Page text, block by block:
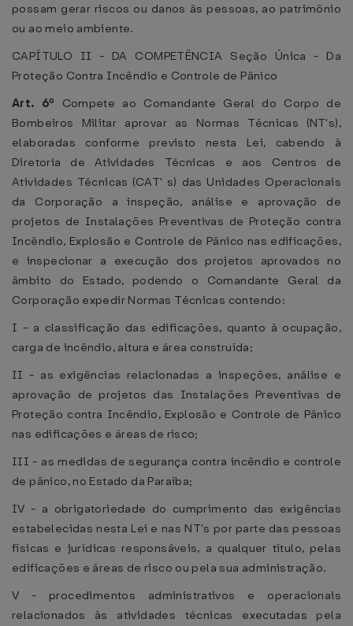
possam gerar riscos ou danos às pessoas, ao patrimônio
ou ao meio ambiente.
CAPÍTULO II - DA COMPETÊNCIA Seção Única - Da
Proteção Contra Incêndio e Controle de Pânico
Art. 6º Compete ao Comandante Geral do Corpo de
Bombeiros Militar aprovar as Normas Técnicas (NT's),
elaboradas conforme previsto nesta Lei, cabendo à
Diretoria de Atividades Técnicas e aos Centros de
Atividades Técnicas (CAT' s) das Unidades Operacionais
da Corporação a inspeção, análise e aprovação de
projetos de Instalações Preventivas de Proteção contra
Incêndio, Explosão e Controle de Pânico nas edificações,
e inspecionar a execução dos projetos aprovados no
âmbito do Estado, podendo o Comandante Geral da
Corporação expedir Normas Técnicas contendo:
I - a classificação das edificações, quanto à ocupação,
carga de incêndio, altura e área construída;
II - as exigências relacionadas a inspeções, análise e
aprovação de projetos das Instalações Preventivas de
Proteção contra Incêndio, Explosão e Controle de Pânico
nas edificações e áreas de risco;
III - as medidas de segurança contra incêndio e controle
de pânico, no Estado da Paraíba;
IV - a obrigatoriedade do cumprimento das exigências
estabelecidas nesta Lei e nas NT's por parte das pessoas
físicas e jurídicas responsáveis, a qualquer título, pelas
edificações e áreas de risco ou pela sua administração.
V - procedimentos administrativos e operacionais
relacionados às atividades técnicas executadas pela